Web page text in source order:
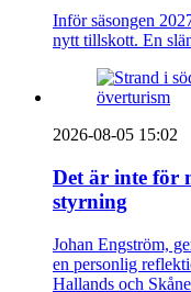
Inför säsongen
nytt tillskott. En
2026-08-05 15:02
Det är inte för
styrning
Johan Engström,
en personlig
Hallands och